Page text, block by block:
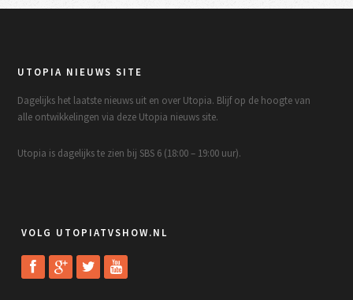
UTOPIA NIEUWS SITE
Dagelijks het laatste nieuws uit en over Utopia. Blijf op de hoogte van
alle ontwikkelingen via deze Utopia nieuws site.
Utopia is dagelijks te zien bij SBS 6 (18:00 – 19:00 uur).
VOLG UTOPIATVSHOW.NL